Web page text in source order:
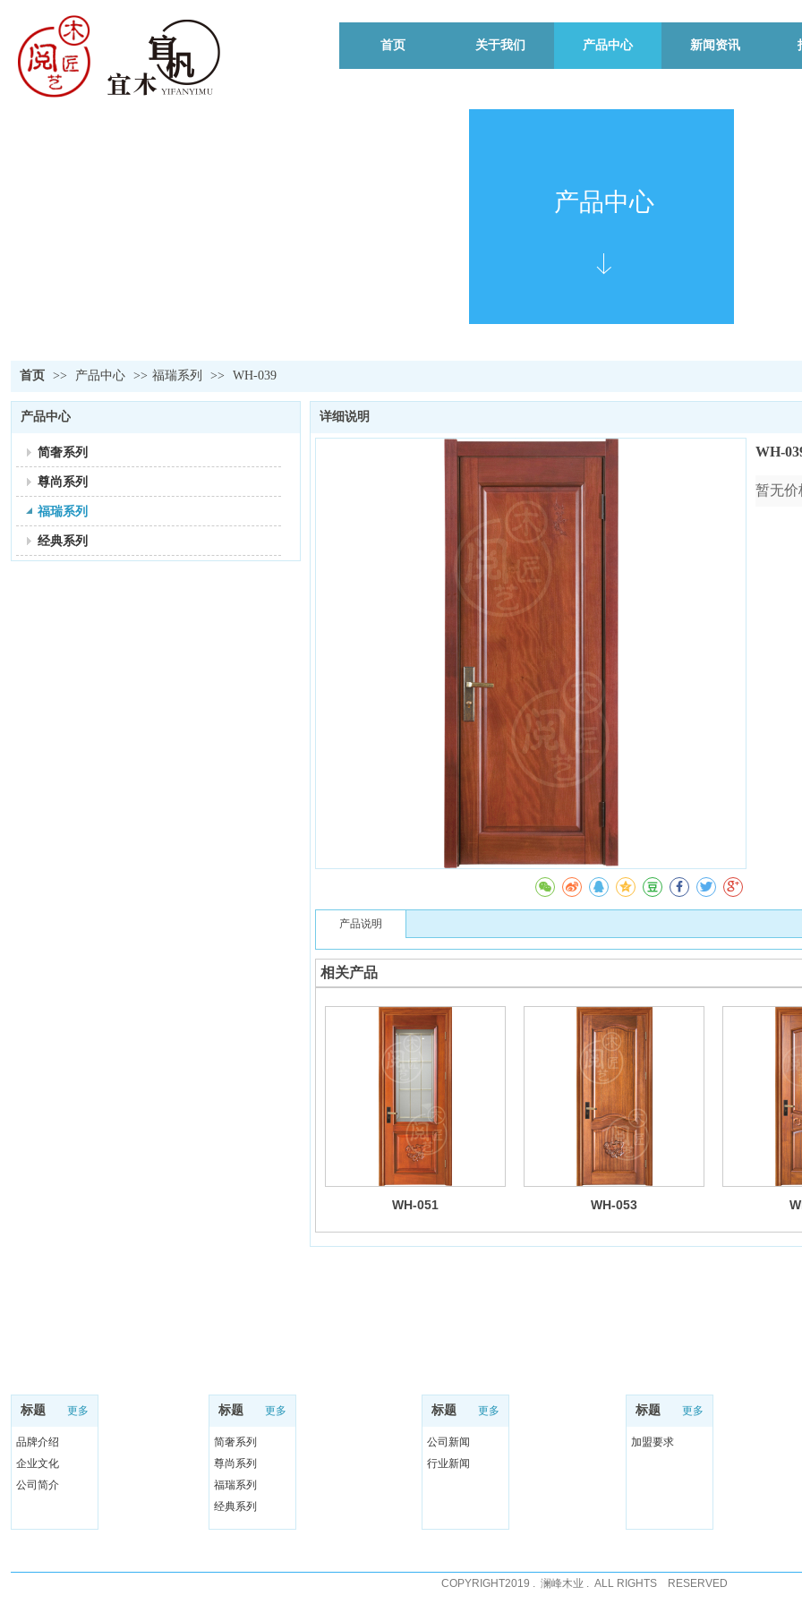
首页 关于我们 产品中心 新闻资讯
产品中心
首页 >> 产品中心 >> 福瑞系列 >> WH-039
产品中心
简奢系列
尊尚系列
福瑞系列
经典系列
详细说明
WH-
暂无价
产品说明
相关产品
WH-051 WH-053
标题 更多
品牌介绍
企业文化
公司简介
标题 更多
简奢系列
尊尚系列
福瑞系列
经典系列
标题 更多
公司新闻
行业新闻
标题 更多
加盟要求
COPYRIGHT2019 . 澜峰木业 . ALL RIGHTS RESERVED